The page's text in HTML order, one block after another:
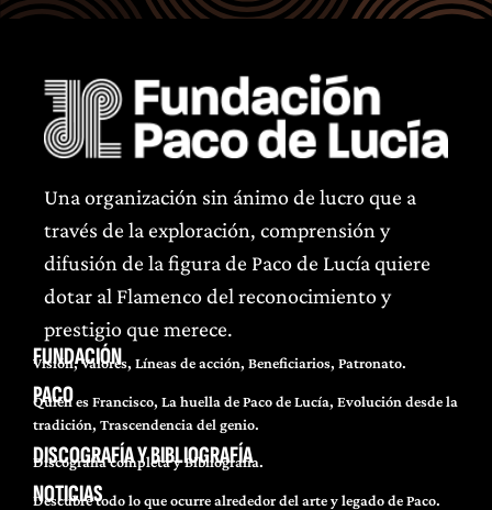
Una organización sin ánimo de lucro que a
través de la exploración, comprensión y
difusión de la figura de Paco de Lucía quiere
dotar al Flamenco del reconocimiento y
prestigio que merece.
FUNDACIÓN
Visión, Valores, Líneas de acción, Beneficiarios, Patronato.
PACO
Quién es Francisco, La huella de Paco de Lucía, Evolución desde la
tradición, Trascendencia del genio.
DISCOGRAFÍA Y BIBLIOGRAFÍA
Discografía completa y Bibliografía.
NOTICIAS
Descubre todo lo que ocurre alrededor del arte y legado de Paco.